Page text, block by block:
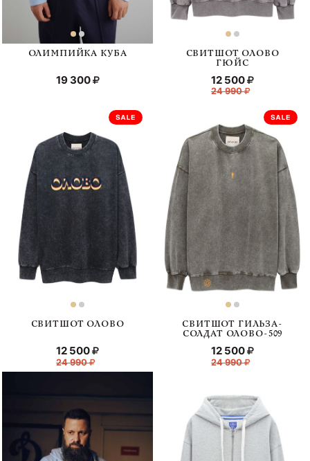
ОЛИМПИЙКА КУБА
19 300
СВИТШОТ ОЛОВО
ГЮЙС
24 990
12 500
СВИТШОТ ОЛОВО
24 990
12 500
СВИТШОТ ГИЛЬЗА-
СОЛДАТ ОЛОВО-509
24 990
12 500